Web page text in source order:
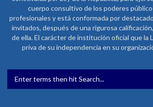
cuerpo consultivo de los poderes
profesionales y está conformada por
invitados, después de una rigurosa
de ella. El carácter de institución oficial que la
priva de su independencia en su
FORMULARIO DE